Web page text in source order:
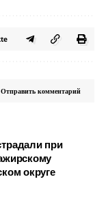
Отправить комментарий
при
округе